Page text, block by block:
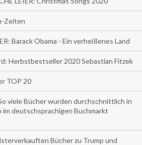
Zeiten
Barack Obama - Ein verheißenes Land
Herbstbestseller 2020 Sebastian Fitzek
TOP 20
viele Bücher wurden durchschnittlich in
deutschsprachigen Buchmarkt
Bücher zu Trump und